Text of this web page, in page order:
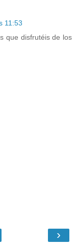
11:53
que disfrutéis de los
›